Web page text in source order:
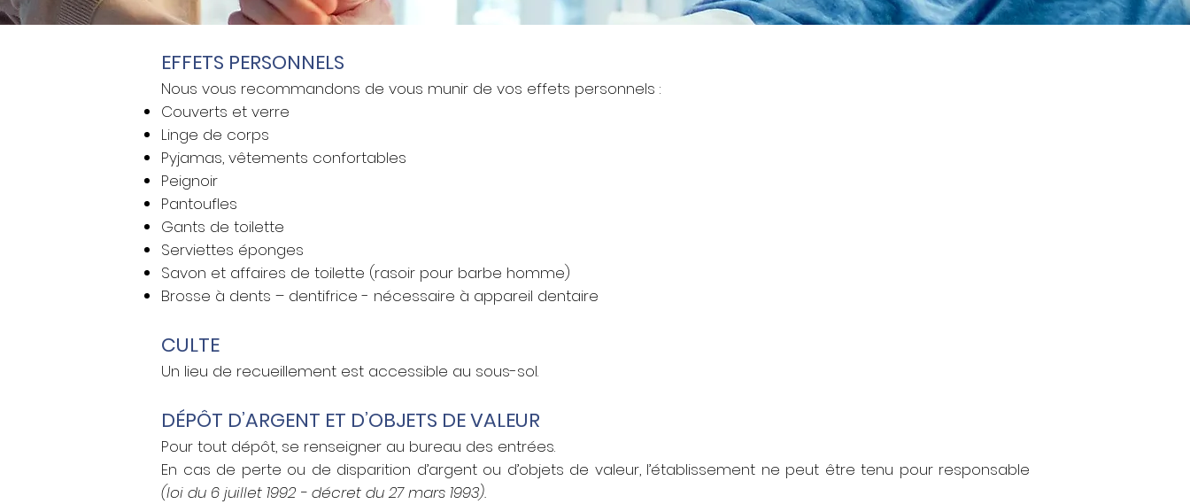
EFFETS PERSONNELS
Nous vous recommandons de vous munir de vos effets personnels :
Couverts et verre
Linge de corps
Pyjamas, vêtements confortables
Peignoir
Pantoufles
Gants de toilette
Serviettes éponges
Savon et affaires de toilette (rasoir pour barbe homme)
Brosse à dents – dentifrice - nécessaire à appareil dentaire
CULTE
Un lieu de recueillement est accessible au sous-sol.
DÉPÔT D’ARGENT ET D’OBJETS DE VALEUR
Pour tout dépôt, se renseigner au bureau des entrées.
En cas de perte ou de disparition d’argent ou d’objets de valeur, l’établissement ne peut être tenu pour responsable
(loi du 6 juillet 1992 - décret du 27 mars 1993).